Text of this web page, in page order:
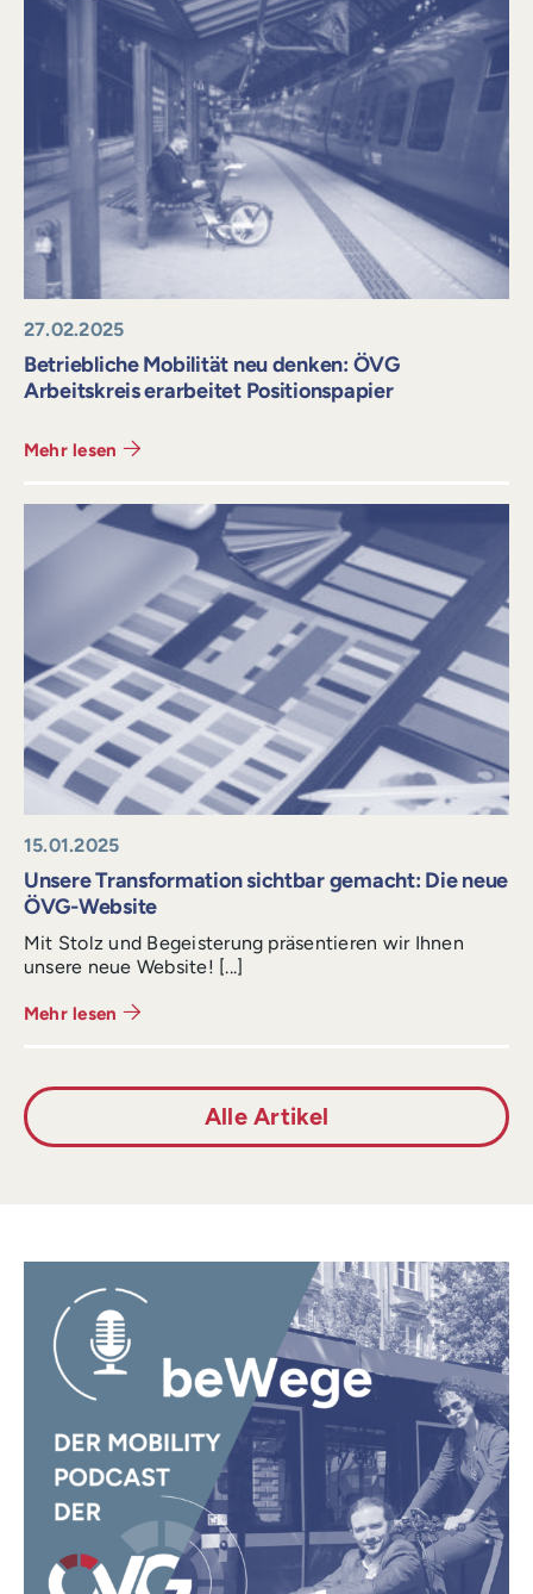
27.02.2025
Betriebliche Mobilität neu denken: ÖVG
Arbeitskreis erarbeitet Positionspapier
Mehr lesen
15.01.2025
Unsere Transformation sichtbar gemacht: Die neue
ÖVG-Website
Mit Stolz und Begeisterung präsentieren wir Ihnen
unsere neue Website! [...]
Mehr lesen
Alle Artikel